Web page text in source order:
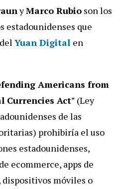
yMarco Rubio son los
estadounidenses que
Yuan Digital en
Americans from
Act" (Ley
de las
prohibiría el uso
estadounidenses,
ecommerce, apps de
móviles o